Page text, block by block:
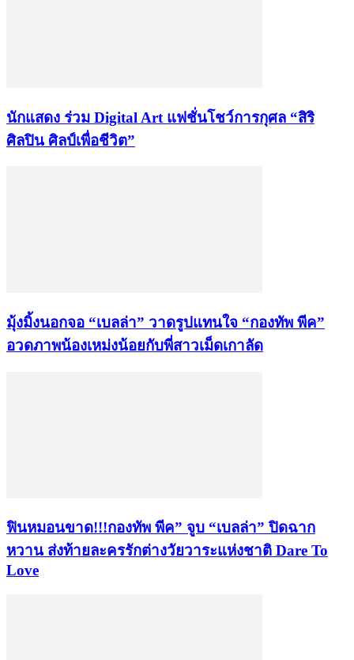
นักแสดง ร่วม Digital Art แฟชั่นโชว์การกุศล “สิริ
ศิลปิน ศิลป์เพื่อชีวิต”
มุ้งมิ้งนอกจอ “เบลล่า” วาดรูปแทนใจ “กองทัพ พีค”
อวดภาพน้องเหม่งน้อยกับพี่สาวเม็ดเกาลัด
ฟินหมอนขาด!!!กองทัพ พีค” จูบ “เบลล่า” ปิดฉาก
หวาน ส่งท้ายละครรักต่างวัยวาระแห่งชาติ Dare To
Love